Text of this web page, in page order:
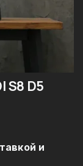
D5
и